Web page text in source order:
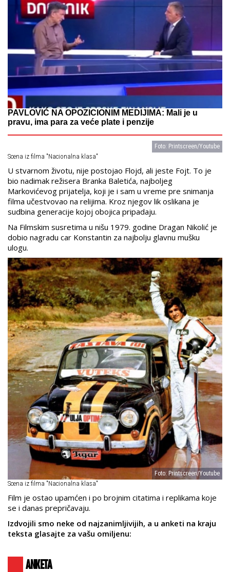
Foto: Printscreen/Youtube
PAVLOVIĆ NA OPOZICIONIM MEDIJIMA: Mali je u
pravu, ima para za veće plate i penzije
Scena iz filma "Nacionalna klasa"
U stvarnom životu, nije postojao Flojd, ali jeste Fojt. To je
bio nadimak režisera Branka Baletića, najboljeg
Markovićevog prijatelja, koji je i sam u vreme pre snimanja
filma učestvovao na relijima. Kroz njegov lik oslikana je
sudbina generacije kojoj obojica pripadaju.
Na Filmskim susretima u nišu 1979. godine Dragan Nikolić je
dobio nagradu car Konstantin za najbolju glavnu mušku
ulogu.
Foto: Printscreen/Youtube
Scena iz filma "Nacionalna klasa"
Film je ostao upamćen i po brojnim citatima i replikama koje
se i danas prepričavaju.
Izdvojili smo neke od najzanimljivijih, a u anketi na kraju
teksta glasajte za vašu omiljenu:
ANKETA